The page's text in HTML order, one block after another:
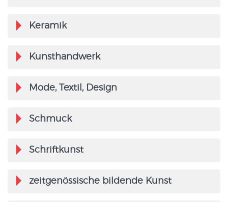
Keramik
Kunsthandwerk
Mode, Textil, Design
Schmuck
Schriftkunst
zeitgenössische bildende Kunst